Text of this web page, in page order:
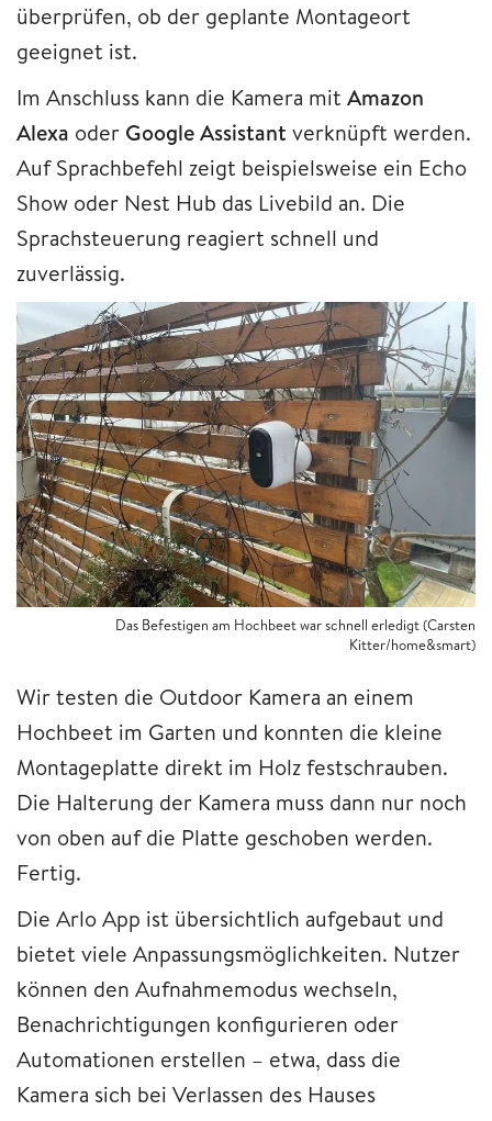
überprüfen, ob der geplante Montageort
geeignet ist.
Im Anschluss kann die Kamera mit Amazon
Alexa oder Google Assistant verknüpft werden.
Auf Sprachbefehl zeigt beispielsweise ein Echo
Show oder Nest Hub das Livebild an. Die
Sprachsteuerung reagiert schnell und
zuverlässig.
Das Befestigen am Hochbeet war schnell erledigt (Carsten
Kitter/home&smart)
Wir testen die Outdoor Kamera an einem
Hochbeet im Garten und konnten die kleine
Montageplatte direkt im Holz festschrauben.
Die Halterung der Kamera muss dann nur noch
von oben auf die Platte geschoben werden.
Fertig.
Die Arlo App ist übersichtlich aufgebaut und
bietet viele Anpassungsmöglichkeiten. Nutzer
können den Aufnahmemodus wechseln,
Benachrichtigungen konfigurieren oder
Automationen erstellen – etwa, dass die
Kamera sich bei Verlassen des Hauses